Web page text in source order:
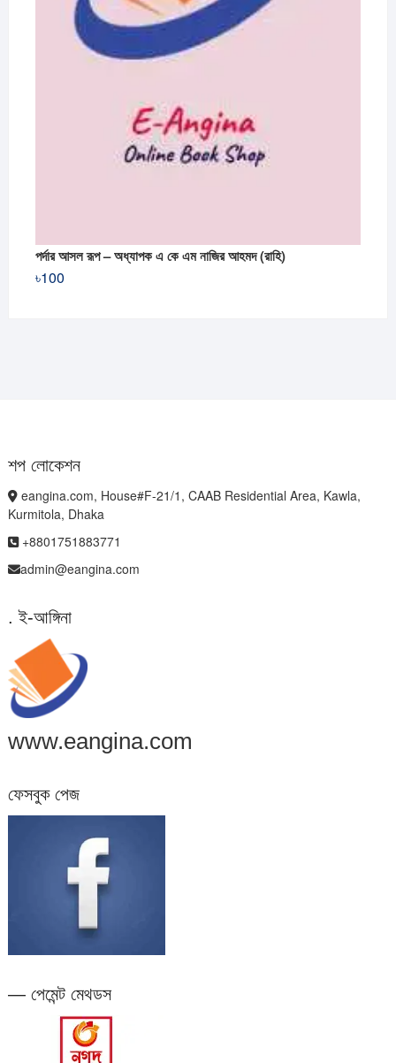
পর্দার আসল রূপ – অধ্যাপক এ কে এম নাজির আহমদ (রাহি)
৳100
শপ লোকেশন
eangina.com, House#F-21/1, CAAB Residential Area, Kawla,
Kurmitola, Dhaka
+8801751883771
admin@eangina.com
. ই-আঙ্গিনা
www.eangina.com
ফেসবুক পেজ
— পেমেন্ট মেথডস